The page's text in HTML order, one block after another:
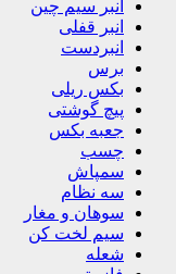
انبر سیم چین
انبر قفلی
انبردست
برس
بکس ریلی
پیچ گوشتی
جعبه بکس
چسب
سمپاش
سه نظام
سوهان و مغار
سیم لخت کن
شعله